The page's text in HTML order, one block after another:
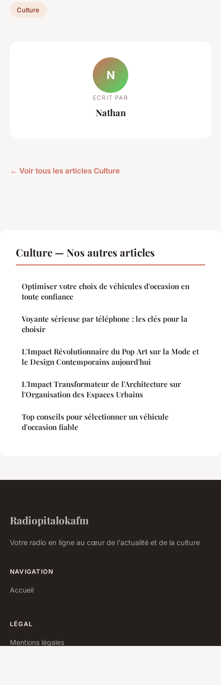
Culture
N
ECRIT PAR
Nathan
← Voir tous les articles Culture
Culture — Nos autres articles
Optimiser votre choix de véhicules d'occasion en
toute confiance
Voyante sérieuse par téléphone : les clés pour la
choisir
L'Impact Révolutionnaire du Pop Art sur la Mode et
le Design Contemporains aujourd'hui
L'Impact Transformateur de l'Architecture sur
l'Organisation des Espaces Urbains
Top conseils pour sélectionner un véhicule
d'occasion fiable
Radiopitalokafm
Votre radio en ligne au cœur de l'actualité et de la culture
NAVIGATION
Accueil
LÉGAL
Mentions légales